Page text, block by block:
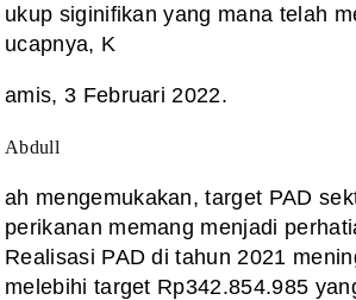
ukup siginifikan yang mana telah
ucapnya, K
amis, 3 Februari 2022.
Abdull
ah mengemukakan, target PAD
perikanan memang menjadi
Realisasi PAD di tahun 2021
melebihi target Rp342.854.985